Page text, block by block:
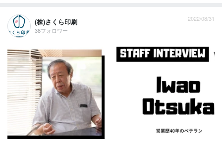
(株)さくら印刷
38フォロワー
2022/08/31